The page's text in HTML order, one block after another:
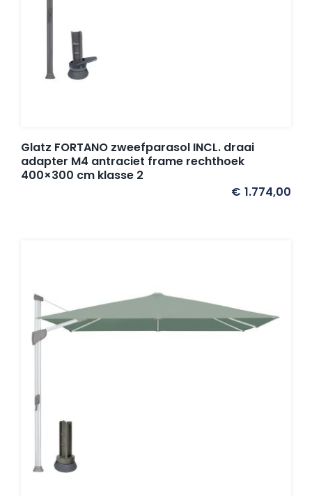
Glatz FORTANO zweefparasol INCL. draai
adapter M4 antraciet frame rechthoek
400×300 cm klasse 2
€ 1.774,00